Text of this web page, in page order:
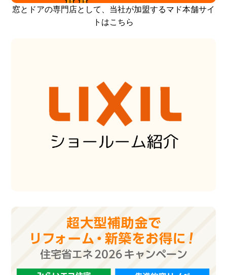
窓とドアの専門店として、当社が加盟するマド本舗サイ
トはこちら